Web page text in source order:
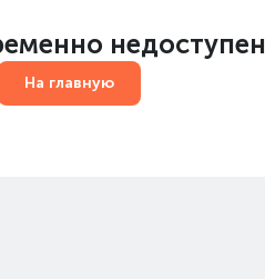
недоступен
На главную